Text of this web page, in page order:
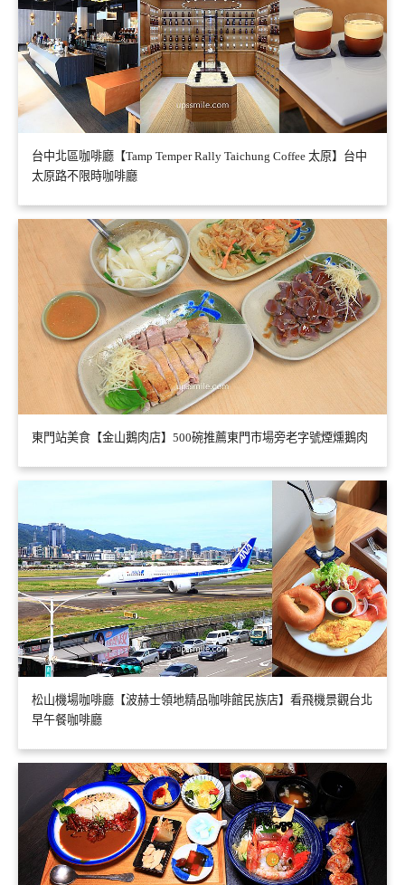
台中北區咖啡廳【Tamp Temper Rally Taichung Coffee 太原】台中
太原路不限時咖啡廳
東門站美食【金山鵝肉店】500碗推薦東門市場旁老字號煙燻鵝肉
松山機場咖啡廳【波赫士領地精品咖啡館民族店】看飛機景觀台北
早午餐咖啡廳